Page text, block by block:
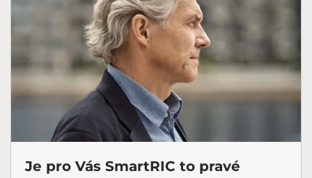
Je pro Vás SmartRIC to pravé